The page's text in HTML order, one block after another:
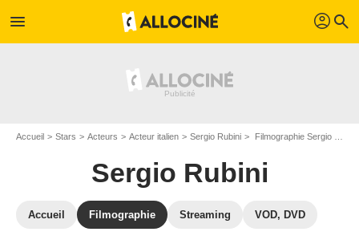
menu profil search
Accueil Stars Acteurs Acteur italien Sergio Rubini Filmographie Sergio Rubini
Sergio Rubini
Accueil Filmographie Streaming VOD, DVD